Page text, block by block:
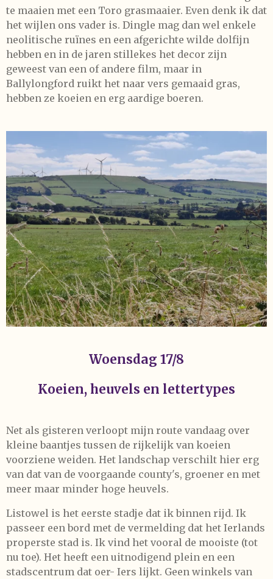
te maaien met een Toro grasmaaier. Even denk ik dat
het wijlen ons vader is. Dingle mag dan wel enkele
neolitische ruïnes en een afgerichte wilde dolfijn
hebben en in de jaren stillekes het decor zijn
geweest van een of andere film, maar in
Ballylongford ruikt het naar vers gemaaid gras,
hebben ze koeien en erg aardige boeren.
Woensdag 17/8
Koeien, heuvels en lettertypes
Net als gisteren verloopt mijn route vandaag over
kleine baantjes tussen de rijkelijk van koeien
voorziene weiden. Het landschap verschilt hier erg
van dat van de voorgaande county's, groener en met
meer maar minder hoge heuvels.
Listowel is het eerste stadje dat ik binnen rijd. Ik
passeer een bord met de vermelding dat het Ierlands
properste stad is. Ik vind het vooral de mooiste (tot
nu toe). Het heeft een uitnodigend plein en een
stadscentrum dat oer- Iers lijkt. Geen winkels van